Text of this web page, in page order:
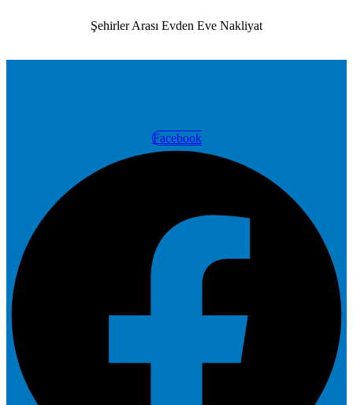
Şehirler Arası Evden Eve Nakliyat
Facebook